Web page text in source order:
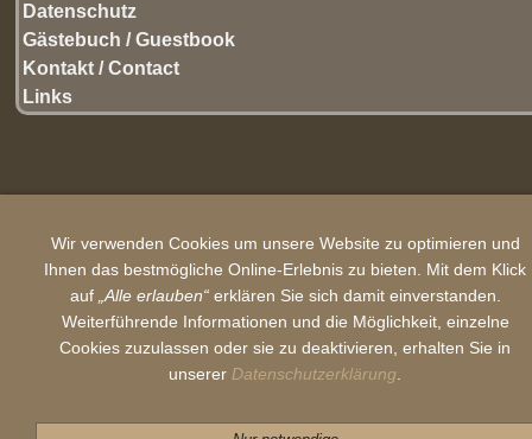
Datenschutz
Gästebuch / Guestbook
Kontakt / Contact
Links
Wir verwenden Cookies um unsere Website zu optimieren und
Ihnen das bestmögliche Online-Erlebnis zu bieten. Mit dem Klick
auf „Alle erlauben“erklären Sie sich damit einverstanden.
Weiterführende Informationen und die Möglichkeit, einzelne
Cookies zuzulassen oder sie zu deaktivieren, erhalten Sie in
unserer Datenschutzerklärung